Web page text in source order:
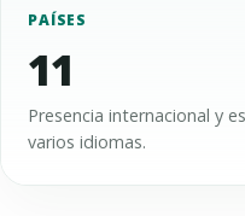
PAÍSES
11
Presencia internacional y
varios idiomas.